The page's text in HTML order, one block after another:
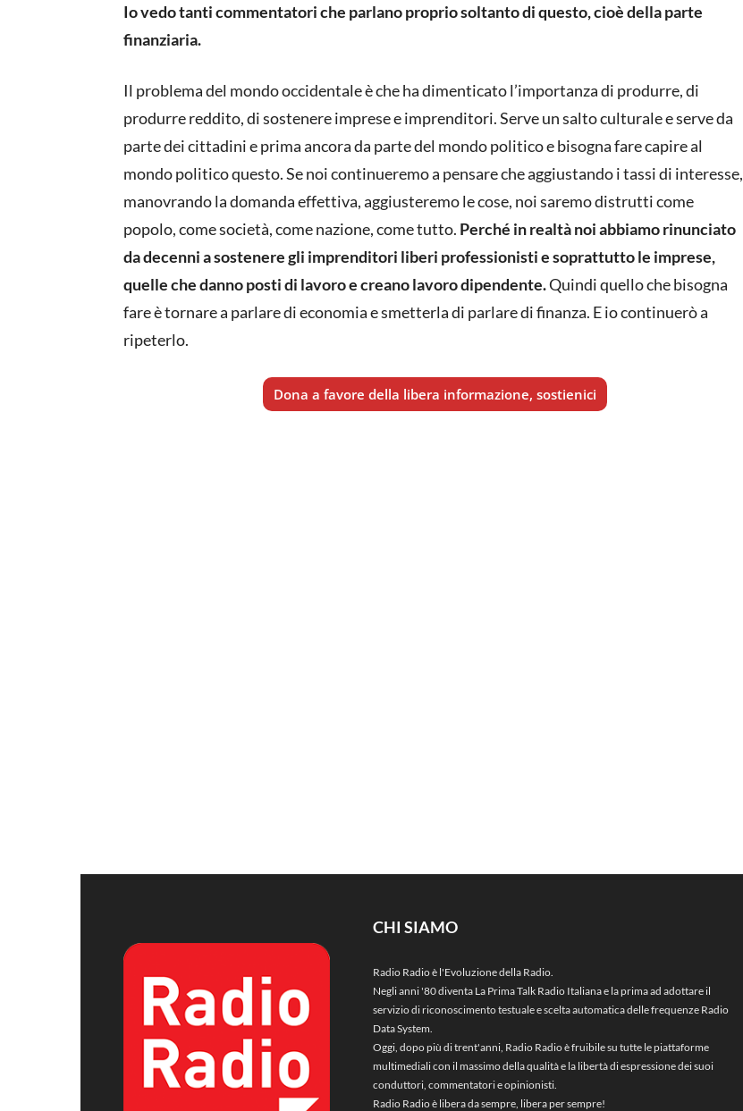
Io vedo tanti commentatori che parlano proprio soltanto di questo, cioè della parte
finanziaria.
Il problema del mondo occidentale è che ha dimenticato l’importanza di produrre, di
produrre reddito, di sostenere imprese e imprenditori. Serve un salto culturale e serve da
parte dei cittadini e prima ancora da parte del mondo politico e bisogna fare capire al
mondo politico questo. Se noi continueremo a pensare che aggiustando i tassi di interesse,
manovrando la domanda effettiva, aggiusteremo le cose, noi saremo distrutti come
popolo, come società, come nazione, come tutto. Perché in realtà noi abbiamo rinunciato
da decenni a sostenere gli imprenditori liberi professionisti e soprattutto le imprese,
quelle che danno posti di lavoro e creano lavoro dipendente.Quindi quello che bisogna
fare è tornare a parlare di economia e smetterla di parlare di finanza. E io continuerò a
ripeterlo.
Dona a favore della libera informazione, sostienici
CHI SIAMO
Radio Radio è l'Evoluzione della Radio.
Negli anni '80 diventa La Prima Talk Radio Italiana e la prima ad adottare il
servizio di riconoscimento testuale e scelta automatica delle frequenze Radio
Data System.
Oggi, dopo più di trent'anni, Radio Radio è fruibile su tutte le piattaforme
multimediali con il massimo della qualità e la libertà di espressione dei suoi
conduttori, commentatori e opinionisti.
Radio Radio è libera da sempre, libera per sempre!